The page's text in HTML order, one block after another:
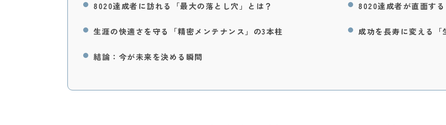
8020達成者に訪れる「最大の落とし穴」とは？ 8020達成者が直面す
生涯の快適さを守る「精密メンテナンス」の3本柱 成功を長寿に変える
結論：今が未来を決める瞬間